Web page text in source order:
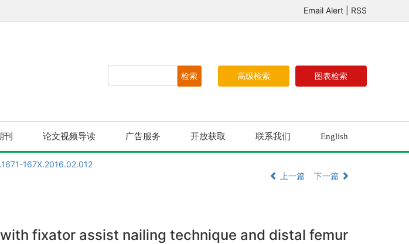
Email Alert RSS
图表检索
高级检索
刊 论文视频导读 广告服务 开放获取 联系我们 English
167X.2016.02.012
上一篇 下一篇
fixator assist nailing technique and distal femur